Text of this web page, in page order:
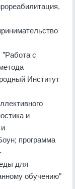
с
Институт
и
программа
для
обучению"